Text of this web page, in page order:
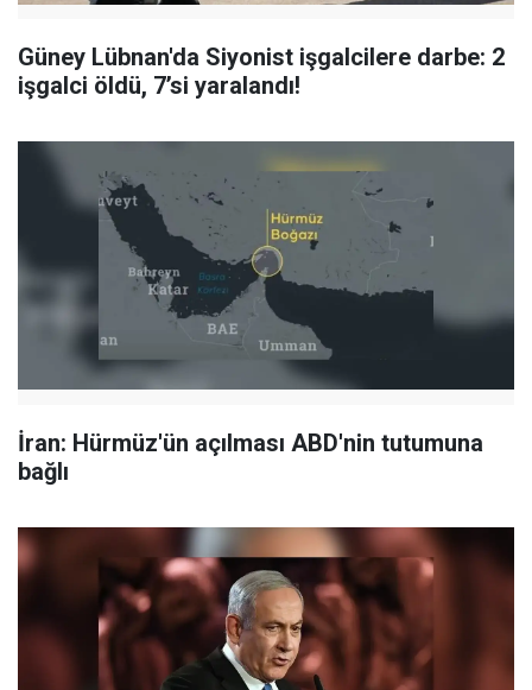
Güney Lübnan'da Siyonist işgalcilere darbe: 2
işgalci öldü, 7’si yaralandı!
İran: Hürmüz'ün açılması ABD'nin tutumuna
bağlı